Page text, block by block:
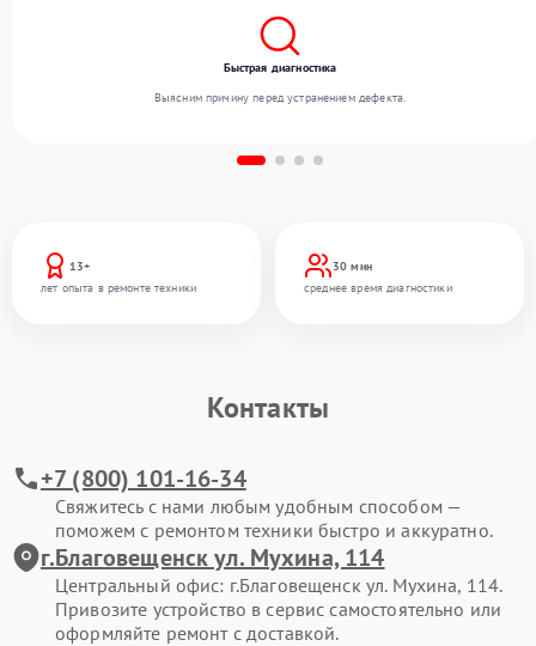
13+
лет опыта в ремонте техники
30 мин
среднее время диагностики
Быстрая диагностика
Выясним причину перед устранением дефекта.
Контакты
+7 (800) 101-16-34
Свяжитесь с нами любым удобным способом —
поможем с ремонтом техники быстро и аккуратно.
г.Благовещенск ул. Мухина, 114
Центральный офис: г.Благовещенск ул. Мухина, 114.
Привозите устройство в сервис самостоятельно или
оформляйте ремонт с доставкой.